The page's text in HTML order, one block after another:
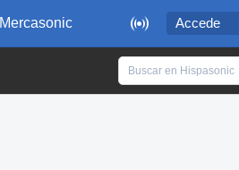
 Accede
Mercasonic